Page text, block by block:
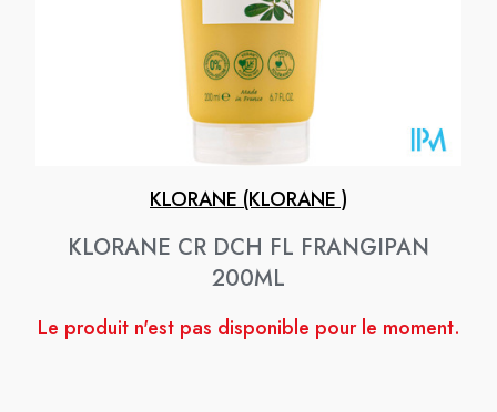
KLORANE (KLORANE )
KLORANE CR DCH FL FRANGIPAN
200ML
Le produit n'est pas disponible pour le moment.